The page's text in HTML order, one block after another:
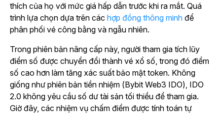
thích của họ với mức giá hấp dẫn trước khi ra mắt. Quá
trình lựa chọn dựa trên các hợp đồng thông minh để
phân phối vé công bằng và ngẫu nhiên.
Trong phiên bản nâng cấp này, người tham gia tích lũy
điểm số được chuyển đổi thành vé xổ số, trong đó điểm
số cao hơn làm tăng xác suất bảo mật token. Không
giống như phiên bản tiền nhiệm (Bybit Web3 IDO), IDO
2.0 không yêu cầu số dư tài sản tối thiểu để tham gia.
Giờ đây, các nhiệm vụ chấm điểm được tính toán tự